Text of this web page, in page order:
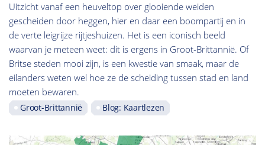
Uitzicht vanaf een heuveltop over glooiende weiden
gescheiden door heggen, hier en daar een boompartij en in
de verte leigrijze rijtjeshuizen. Het is een iconisch beeld
waarvan je meteen weet: dit is ergens in Groot-Brittannië. Of
Britse steden mooi zijn, is een kwestie van smaak, maar de
eilanders weten wel hoe ze de scheiding tussen stad en land
moeten bewaren.
Groot-Brittannië Blog: Kaartlezen